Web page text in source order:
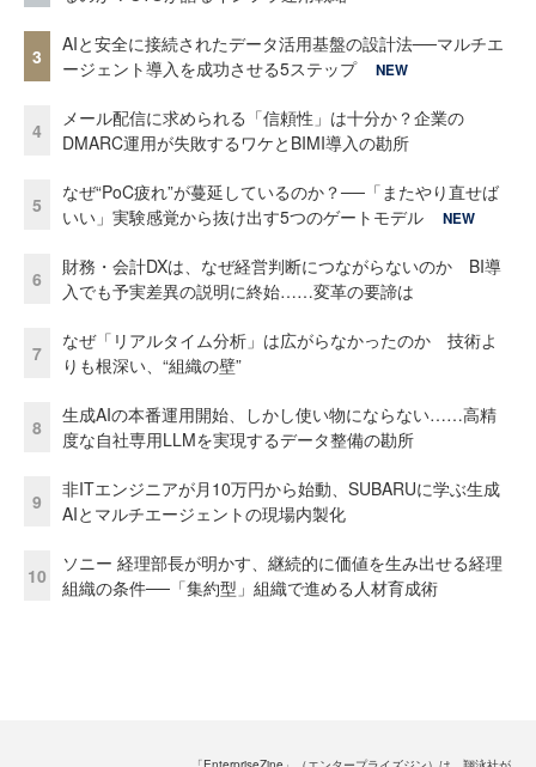
3
AIと安全に接続されたデータ活用基盤の設計法──マルチエ
ージェント導入を成功させる5ステップ
NEW
4
メール配信に求められる「信頼性」は十分か？企業の
DMARC運用が失敗するワケとBIMI導入の勘所
5
なぜ“PoC疲れ”が蔓延しているのか？──「またやり直せば
いい」実験感覚から抜け出す5つのゲートモデル
NEW
6
財務・会計DXは、なぜ経営判断につながらないのか BI導
入でも予実差異の説明に終始……変革の要諦は
7
なぜ「リアルタイム分析」は広がらなかったのか 技術よ
りも根深い、“組織の壁”
8
生成AIの本番運用開始、しかし使い物にならない……高精
度な自社専用LLMを実現するデータ整備の勘所
9
非ITエンジニアが月10万円から始動、SUBARUに学ぶ生成
AIとマルチエージェントの現場内製化
10
ソニー 経理部長が明かす、継続的に価値を生み出せる経理
組織の条件──「集約型」組織で進める人材育成術